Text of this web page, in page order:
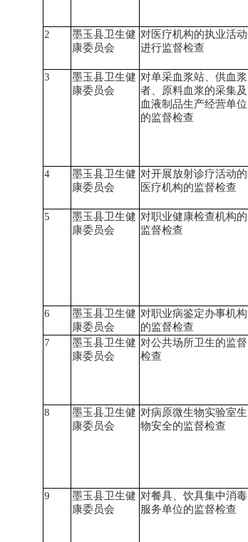
2
墨玉县卫生健
康委员会
对医疗机构的执业活动
进行监督检查
3
墨玉县卫生健
康委员会
对单采血浆站、供血浆
者、原料血浆的采集及
血液制品生产经营单位
的监督检查
4
墨玉县卫生健
康委员会
对开展放射诊疗活动的
医疗机构的监督检查
5
墨玉县卫生健
康委员会
对职业健康检查机构的
监督检查
6
墨玉县卫生健
康委员会
对职业病鉴定办事机构
的监督检查
7
墨玉县卫生健
康委员会
对公共场所卫生的监督
检查
8
墨玉县卫生健
康委员会
对病原微生物实验室生
物安全的监督检查
9
墨玉县卫生健
康委员会
对餐具、饮具集中消毒
服务单位的监督检查